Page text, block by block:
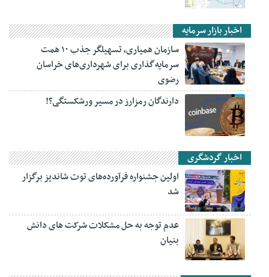
اخبار بازار سرمایه
سازمان همیاری، تسهیلگر جذب ۱۰ همت
سرمایه‌گذاری برای شهرداری‌های خراسان
رضوی
دارندگان رمزارز در مسیر ورشکستگی؟!
اخبار گردشگری
اولین جشنواره فرآورده‌های توت شاندیز برگزار
شد
عدم توجه به حل مشکلات شرکت های دانش
بنیان